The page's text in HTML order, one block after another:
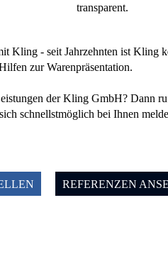
Kling - seit Jahrzehnten ist Kling
zur Warenpräsentation.
der Kling GmbH? Dann
schnellstmöglich bei Ihnen
REFERENZEN